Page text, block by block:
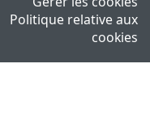
Politique relative aux
cookies